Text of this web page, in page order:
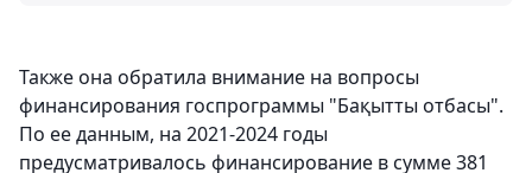
Также она обратила внимание на вопросы
финансирования госпрограммы "Бақытты отбасы".
По ее данным, на 2021-2024 годы
предусматривалось финансирование в сумме 381